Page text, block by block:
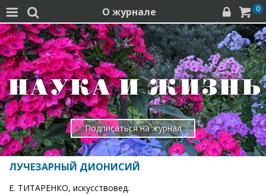
  О журнале   0
Подписаться на журнал
ЛУЧЕЗАРНЫЙ ДИОНИСИЙ
Е. ТИТАРЕНКО, искусствовед.